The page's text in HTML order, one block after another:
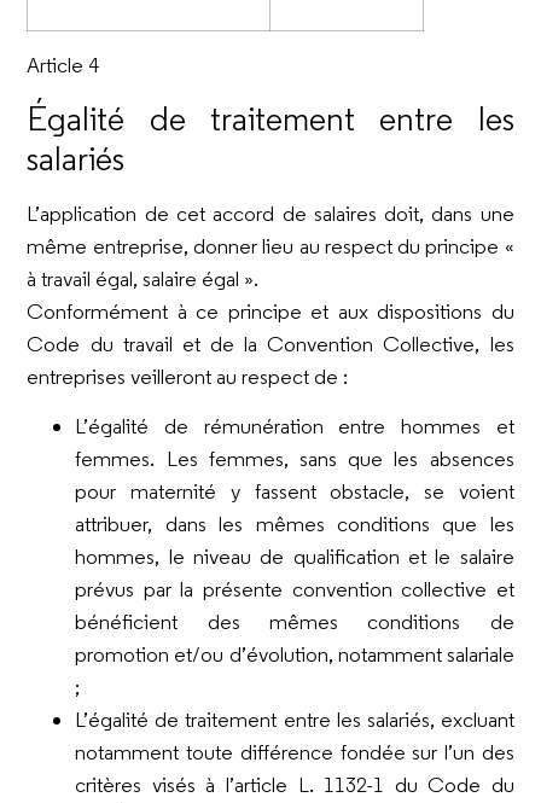
Article 4
Égalité de traitement entre les
salariés
L’application de cet accord de salaires doit, dans une
même entreprise, donner lieu au respect du principe «
à travail égal, salaire égal ».
Conformément à ce principe et aux dispositions du
Code du travail et de la Convention Collective, les
entreprises veilleront au respect de :
L’égalité de rémunération entre hommes et
femmes. Les femmes, sans que les absences
pour maternité y fassent obstacle, se voient
attribuer, dans les mêmes conditions que les
hommes, le niveau de qualification et le salaire
prévus par la présente convention collective et
bénéficient des mêmes conditions de
promotion et/ou d’évolution, notamment salariale
;
L’égalité de traitement entre les salariés, excluant
notamment toute différence fondée sur l’un des
critères visés à l’article L. 1132-1 du Code du